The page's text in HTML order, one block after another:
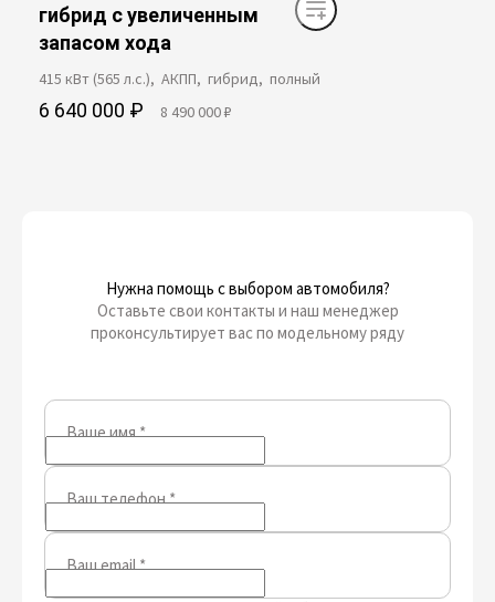
гибрид с увеличенным
запасом хода
415 кВт (565 л.с.), АКПП, гибрид, полный
6 640 000 ₽ 8 490 000 ₽
Нужна помощь с выбором автомобиля?
Оставьте свои контакты и наш менеджер
проконсультирует вас по модельному ряду
Ваше имя*
Ваш телефон*
Ваш email*